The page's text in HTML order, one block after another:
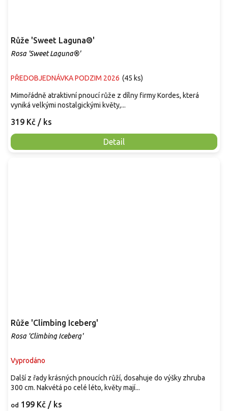
Růže 'Sweet Laguna®'
Rosa 'Sweet Laguna®'
PŘEDOBJEDNÁVKA PODZIM 2026 (45 ks)
319 Kč / ks
Detail
Mimořádně atraktivní pnoucí růže z dílny firmy Kordes, která
vyniká velkými nostalgickými květy,...
Růže 'Climbing Iceberg'
Rosa 'Climbing Iceberg'
Vyprodáno
od 199 Kč / ks
Další z řady krásných pnoucích růží, dosahuje do výšky zhruba
300 cm. Nakvétá po celé léto, květy mají...